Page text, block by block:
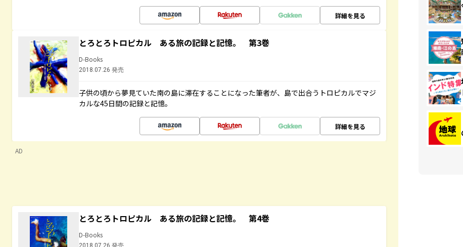
詳細を見る
とろとろトロピカル ある旅の記録と記憶。 第3巻
D-Books
2018.07.26 発売
子供の頃から夢見ていた南の島に滞在することになった筆者が、島で出合うトロピカルでマジ
カルな45日間の記録と記憶。
詳細を見る
AD
とろとろトロピカル ある旅の記録と記憶。 第4巻
D-Books
2018.07.26 発売